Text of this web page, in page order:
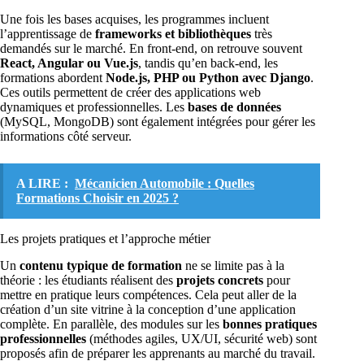
Une fois les bases acquises, les programmes incluent
l’apprentissage de frameworks et bibliothèques très
demandés sur le marché. En front-end, on retrouve souvent
React, Angular ou Vue.js, tandis qu’en back-end, les
formations abordent Node.js, PHP ou Python avec Django.
Ces outils permettent de créer des applications web
dynamiques et professionnelles. Les bases de données
(MySQL, MongoDB) sont également intégrées pour gérer les
informations côté serveur.
A LIRE : Mécanicien Automobile : Quelles
Formations Choisir en 2025 ?
Les projets pratiques et l’approche métier
Un contenu typique de formation ne se limite pas à la
théorie : les étudiants réalisent des projets concrets pour
mettre en pratique leurs compétences. Cela peut aller de la
création d’un site vitrine à la conception d’une application
complète. En parallèle, des modules sur les bonnes pratiques
professionnelles (méthodes agiles, UX/UI, sécurité web) sont
proposés afin de préparer les apprenants au marché du travail.